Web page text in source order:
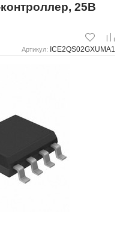
25В
Артикул: ICE2QS02GXUMA1